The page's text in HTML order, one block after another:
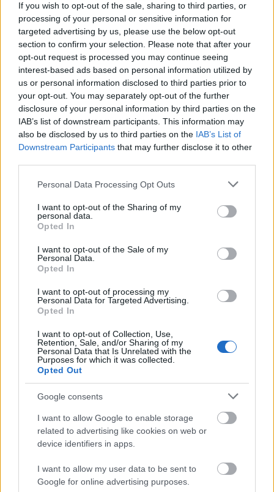
If you wish to opt-out of the sale, sharing to third parties, or
processing of your personal or sensitive information for
targeted advertising by us, please use the below opt-out
section to confirm your selection. Please note that after your
opt-out request is processed you may continue seeing
interest-based ads based on personal information utilized by
us or personal information disclosed to third parties prior to
your opt-out. You may separately opt-out of the further
disclosure of your personal information by third parties on the
IAB’s list of downstream participants. This information may
also be disclosed by us to third parties on the IAB’s List of
Downstream Participants that may further disclose it to other
Please note that this website/app uses one or more Google
not limited to your visit or usage behaviour. You may click to
grant or deny consent to Google and its third-party tags to
use your data for below specified purposes in below Google
consent section.
Personal Data Processing Opt Outs
I want to opt-out of the Sharing of my
personal data.
Opted In
I want to opt-out of the Sale of my
Personal Data.
Opted In
I want to opt-out of processing my
Personal Data for Targeted Advertising.
Opted In
I want to opt-out of Collection, Use,
Retention, Sale, and/or Sharing of my
Personal Data that Is Unrelated with the
Purposes for which it was collected.
Opted Out
Google consents
I want to allow Google to enable storage
related to advertising like cookies on web or
device identifiers in apps.
I want to allow my user data to be sent to
Google for online advertising purposes.
van dolgod?
Először is íme egy gyors lista, hogy mik a leginkább
árulkodó jelek:
gyanús e-mail cím
gyanús weboldal cím
olyan profilok, amik nevében nem szokványos
betűtípusok vannak
frissen létrehozott profilok
AI által generált/random profilképek
nem tökéletes magyarsággal írt szövegek
nem megszokott módszerekhez ragaszkodnak
(például ő küldi a futárt/van egy ismerőse, aki…)
akár külföldi nevű felhasználóktól származnak
szép, hogy igaz legyen, akkor az általában nem is
Az ingyenes ajándékok vagy hatalmas
árengedmények, amelyek irreálisnak tűnnek, illetve
a megnyert ajándékok, amikért nem is játszottál,
szinte minden esetben kamunak bizonyulnak.
A mostani, legújabb csalás is hihetetlen
ajánlattal csábítja kattintásra a felhasználókat.
Ráadásul hirdetik is a posztokat és
még egy csomó
megerősítő komment is alatta, hogy tovább
növeljék a bizalmat– de nem kell bedőlni,
természetesen ettől még kamu az egész! Sajnos nem
fogsz megkapni egy több tízezer Forintos terméket
csupán egy-kétezerért, akármit is ígérjenek. A
példában látható adventi kalendárium például